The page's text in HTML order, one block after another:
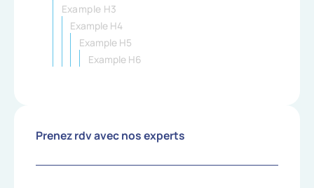
Example H3
Example H4
Example H5
Example H6
Prenez rdv avec nos experts